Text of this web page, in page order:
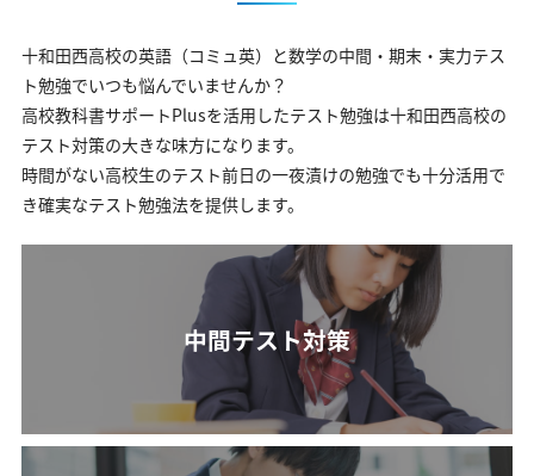
十和田西高校の英語（コミュ英）と数学の中間・期末・実力テス
ト勉強でいつも悩んでいませんか？
高校教科書サポートPlusを活用したテスト勉強は十和田西高校の
テスト対策の大きな味方になります。
時間がない高校生のテスト前日の一夜漬けの勉強でも十分活用で
き確実なテスト勉強法を提供します。
中間テスト対策